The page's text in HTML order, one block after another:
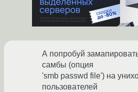
А попробуй
самбы (опция
'smb passwd file') на
пользователей